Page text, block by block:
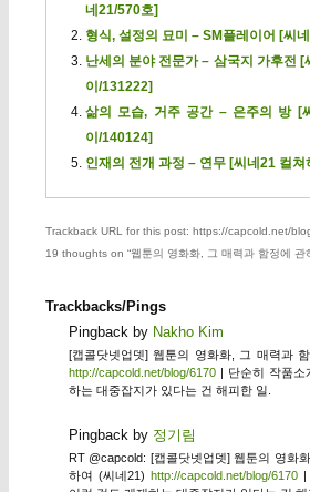
네21/570호]
형식, 설정의 묘미 – SM플레이어 [씨
난세의 분야 전문가 – 삼국지 가후전 [
이/131222]
삶의 모습, 거주 공간 – 은주의 방 [
이/140124]
인재의 전개 과정 – 연무 [씨네21 컬
Trackback URL for this post: https://capcold.net/
19 thoughts on “웹툰의 영화화, 그 매력과 함정에
Trackbacks/Pings
Pingback by Nakho Kim
[캡콜닷넷업뎃] 웹툰의 영화화, 그 매력과
http://capcold.net/blog/6170| 단순히 작품소
하는 대중잡지가 있다는 건 해피한 일.
Pingback by 정기림
RT @capcold: [캡콜닷넷업뎃] 웹툰의 영화
하여 (씨네21) http://capcold.net/blog/6170|